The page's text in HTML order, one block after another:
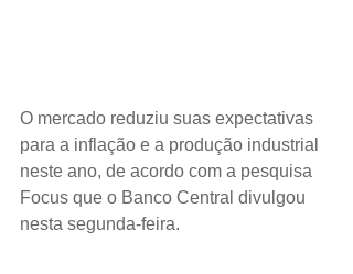
O mercado reduziu suas expectativas
para a inflação e a produção industrial
neste ano, de acordo com a pesquisa
Focus que o Banco Central divulgou
nesta segunda-feira.